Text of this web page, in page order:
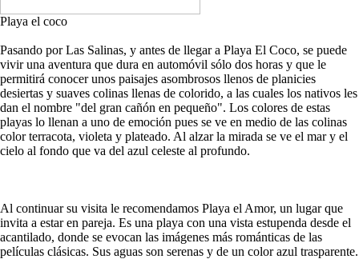
Playa el coco
Pasando por Las Salinas, y antes de llegar a Playa El Coco, se puede
vivir una aventura que dura en automóvil sólo dos horas y que le
permitirá conocer unos paisajes asombrosos llenos de planicies
desiertas y suaves colinas llenas de colorido, a las cuales los nativos les
dan el nombre "del gran cañón en pequeño". Los colores de estas
playas lo llenan a uno de emoción pues se ve en medio de las colinas
color terracota, violeta y plateado. Al alzar la mirada se ve el mar y el
cielo al fondo que va del azul celeste al profundo.
Al continuar su visita le recomendamos Playa el Amor, un lugar que
invita a estar en pareja. Es una playa con una vista estupenda desde el
acantilado, donde se evocan las imágenes más románticas de las
películas clásicas. Sus aguas son serenas y de un color azul trasparente.